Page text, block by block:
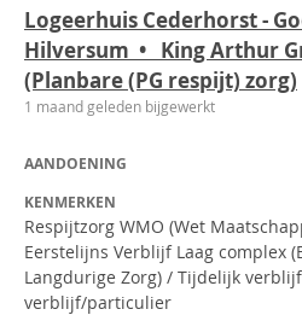
Logeerhuis Cederhorst -
Hilversum • King Arthur
(Planbare (PG respijt) zorg)
1 maand geleden bijgewerkt
AANDOENING
KENMERKEN
Respijtzorg WMO (Wet
Eerstelijns Verblijf Laag complex
Langdurige Zorg) / Tijdelijk
verblijf/particulier